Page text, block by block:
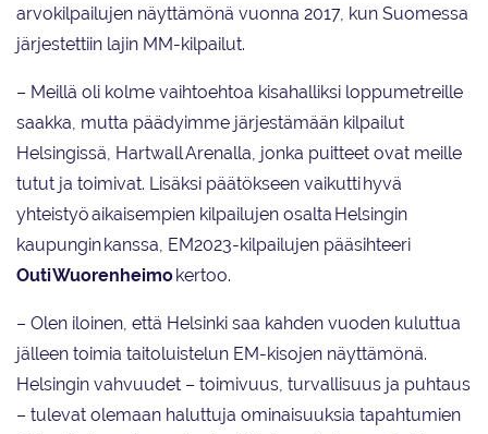
arvokilpailujen näyttämönä vuonna 2017, kun Suomessa
järjestettiin lajin MM-kilpailut.
– Meillä oli kolme vaihtoehtoa kisahalliksi loppumetreille
saakka, mutta päädyimme järjestämään kilpailut
Helsingissä, Hartwall Arenalla, jonka puitteet ovat meille
tutut ja toimivat. Lisäksi päätökseen vaikutti hyvä
yhteistyö aikaisempien kilpailujen osalta Helsingin
kaupungin kanssa, EM2023-kilpailujen pääsihteeri
Outi Wuorenheimokertoo.
– Olen iloinen, että Helsinki saa kahden vuoden kuluttua
jälleen toimia taitoluistelun EM-kisojen näyttämönä.
Helsingin vahvuudet – toimivuus, turvallisuus ja puhtaus
– tulevat olemaan haluttuja ominaisuuksia tapahtumien